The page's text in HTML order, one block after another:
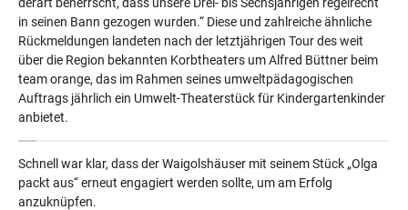
in seinen Bann gezogen wurden.“ Diese und zahlreiche ähnliche
Rückmeldungen landeten nach der letztjährigen Tour des weit
über die Region bekannten Korbtheaters um Alfred Büttner beim
team orange, das im Rahmen seines umweltpädagogischen
Auftrags jährlich ein Umwelt-Theaterstück für Kindergartenkinder
anbietet.
Schnell war klar, dass der Waigolshäuser mit seinem Stück „Olga
packt aus“ erneut engagiert werden sollte, um am Erfolg
anzuknüpfen.